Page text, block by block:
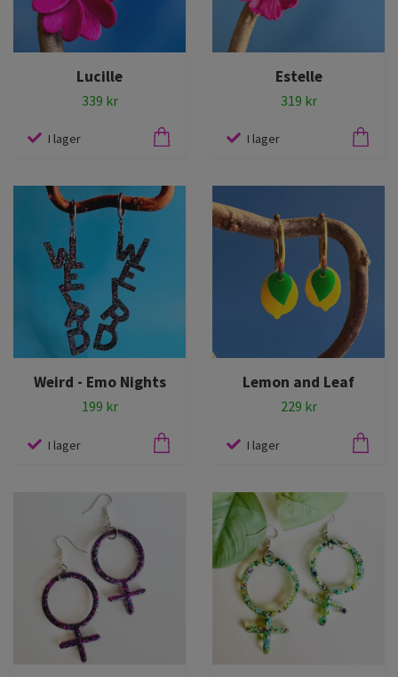
Lucille
339 kr
I lager
Estelle
319 kr
I lager
Weird - Emo Nights
199 kr
I lager
Lemon and Leaf
229 kr
I lager